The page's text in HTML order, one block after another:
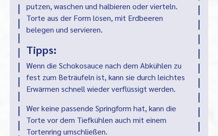
putzen, waschen und halbieren oder vierteln.
Torte aus der Form lösen, mit Erdbeeren
belegen und servieren.
Tipps:
Wenn die Schokosauce nach dem Abkühlen zu
fest zum Beträufeln ist, kann sie durch leichtes
Erwärmen schnell wieder verflüssigt werden.
Wer keine passende Springform hat, kann die
Torte vor dem Tiefkühlen auch mit einem
Tortenring umschließen.